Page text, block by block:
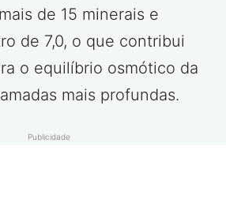
de 15 minerais e
de 7,0, o que contribui
o equilíbrio osmótico da
mais profundas.
Publicidade